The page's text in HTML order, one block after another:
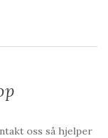
oss så hjelper